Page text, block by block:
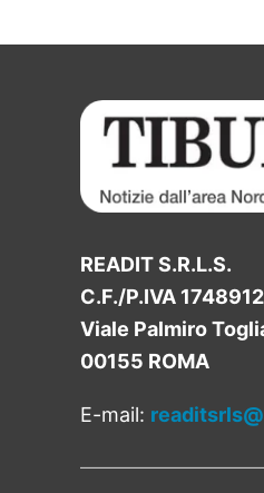
READIT S.R.L.S.
C.F./P.IVA
Viale Palmiro
00155 ROMA
E-mail: